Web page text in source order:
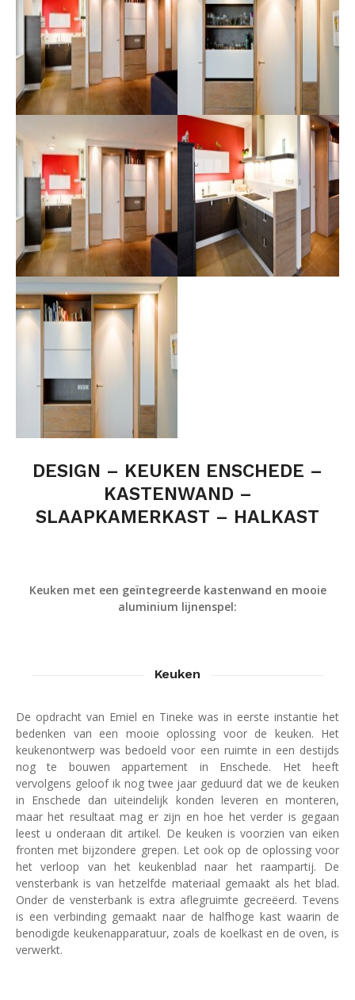
DESIGN – KEUKEN ENSCHEDE –
KASTENWAND –
SLAAPKAMERKAST – HALKAST
Keuken met een geïntegreerde kastenwand en mooie
aluminium lijnenspel:
Keuken
De opdracht van Emiel en Tineke was in eerste instantie het
bedenken van een mooie oplossing voor de keuken. Het
keukenontwerp was bedoeld voor een ruimte in een destijds
nog te bouwen appartement in Enschede. Het heeft
vervolgens geloof ik nog twee jaar geduurd dat we de keuken
in Enschede dan uiteindelijk konden leveren en monteren,
maar het resultaat mag er zijn en hoe het verder is gegaan
leest u onderaan dit artikel. De keuken is voorzien van eiken
fronten met bijzondere grepen. Let ook op de oplossing voor
het verloop van het keukenblad naar het raampartij. De
vensterbank is van hetzelfde materiaal gemaakt als het blad.
Onder de vensterbank is extra aflegruimte gecreëerd. Tevens
is een verbinding gemaakt naar de halfhoge kast waarin de
benodigde keukenapparatuur, zoals de koelkast en de oven, is
verwerkt.